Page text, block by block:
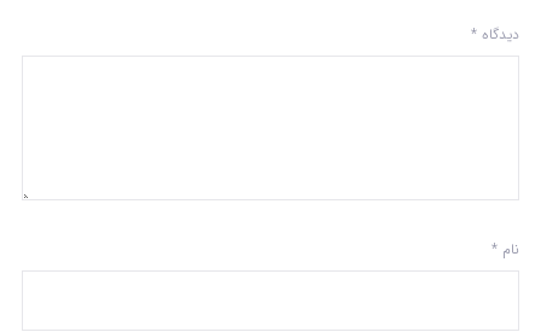
دیدگاه *
نام *